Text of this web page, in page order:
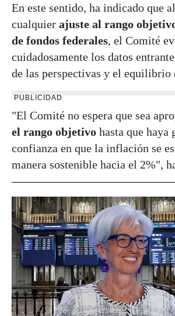
En este sentido, ha indicado que
cualquier ajuste al rango
de fondos federales, el Comité
cuidadosamente los datos
de las perspectivas y el equilibrio
PUBLICIDAD
"El Comité no espera que sea
el rango objetivo hasta que haya
confianza en que la inflación se
manera sostenible hacia el 2%",